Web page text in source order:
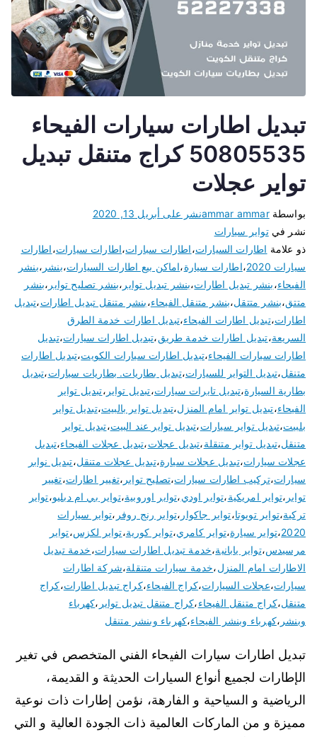
تبديل اطارات سيارات الفيحاء
50805535 كراج متنقل تبديل
تواير عجلات
بواسطةammar ammarنشر على أبريل 13, 2020
نشر فيتواير سيارات
ذو علامة اطارات السيارات،اطارات سبارات،اطارات سيارات،اطارات
سيارات 2020
،اطارات سيارة،اماكن بيع اطارات السيارات،بنشر ،بنشر
الفيحاء،بنشر تبديل اطارات،بنشر تبديل تواير ،بنشر تصليح تواير ،بنشر
متتق،بنشر متتقل،بنشر متنقل الفيحاء،بنشر متنقل تبديل اطارات،تبديل
اطارات،تبديل اطارات الفيحاء،تبديل اطارات خدمة الطرق
السريعة،تبديل اطارات خدمة طريق،تبديل اطارات سيارات،تبديل
اطارات سيارات الفيحاء،تبديل اطارات سيارات الكويت،تبديل اطارات
متنقل،تبديل التواير للسيارات،تبديل بطاريات. بطاريات سيارات،تبديل
بطارية السيارة،تبديل تايرات سيارات،تبديل تواير ،تبديل تواير
الفيحاء،تبديل تواير امام المنزل،تبديل تواير بالبيت،تبديل تواير
بلبيت،تبديل تواير سيارات،تبديل تواير عند البيت،تبديل تواير
متنقل،تبديل تواير متنقلة،تبديل عجلات،تبديل عجلات الفيحاء،تبديل
عجلات سيارات،تبديل عجلات سيارة،تبديل عجلات متنقل،تبديل نوابر
سيارات،تركيب اطارات سيارات،تصليح تواير ،تغيير اطارات،تغيير
تواير ،تواير امريكية،تواير اودي،تواير اوروبية،تواير بي ام دبليو،تواير
تركية،تواير تويوتا،تواير جاكوار ،تواير رنج روفر ،تواير سيارات
2020،تواير سيارة،تواير كامري،تواير كورية،تواير لكزس،تواير
مرسيدس،تواير يابانية،خدمة تبديل اطارات سيارات،خدمة تبديل
الاطارات امام المنزل،خدمة سيارات متنقلة،شركة اطارات
سيارات،عجلات السيارات،كراج الفيحاء،كراج تبديل اطارات،كراج
متنقل،كراج متنقل الفيحاء،كراج متنقل تبديل تواير ،كهرباء
وبنشر ،كهرباء وبنشر الفيحاء،كهرباء وبنشر متنقل
تبديل اطارات سيارات الفيحاء الفني المتخصص في تغير
الإطارات لجميع أنواع السيارات الحديثة و القديمة،
الرياضية و السياحية و الفارهة، نؤمن إطارات ذات نوعية
مميزة و من الماركات العالمية ذات الجودة العالية و التي